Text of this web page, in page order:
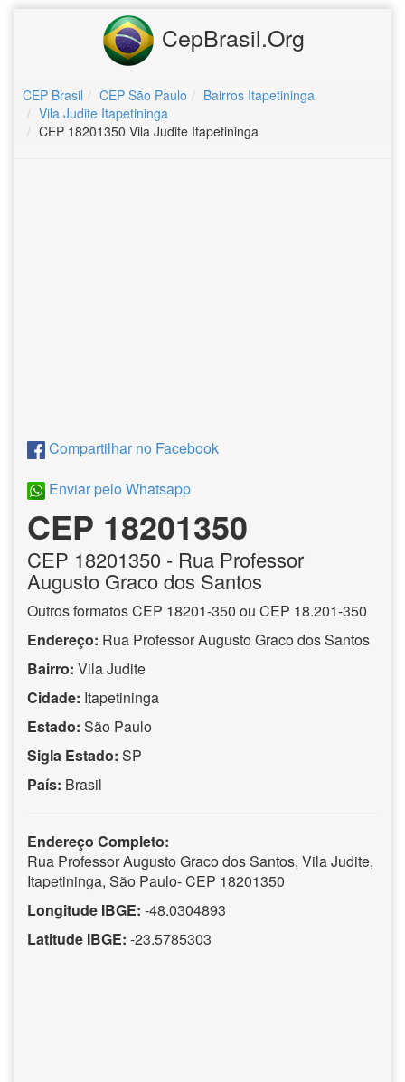
CepBrasil.Org
CEP Brasil CEP São Paulo
Bairros Itapetininga
Vila Judite Itapetininga
CEP 18201350 Vila Judite Itapetininga
Compartilhar no Facebook
Enviar pelo Whatsapp
CEP 18201350
CEP 18201350 - Rua Professor
Augusto Graco dos Santos
Outros formatos CEP 18201-350 ou CEP 18.201-350
Endereço: Rua Professor Augusto Graco dos Santos
Bairro: Vila Judite
Cidade: Itapetininga
Estado: São Paulo
Sigla Estado: SP
País: Brasil
Endereço Completo:
Rua Professor Augusto Graco dos Santos, Vila Judite,
Itapetininga, São Paulo- CEP 18201350
Longitude IBGE: -48.0304893
Latitude IBGE: -23.5785303